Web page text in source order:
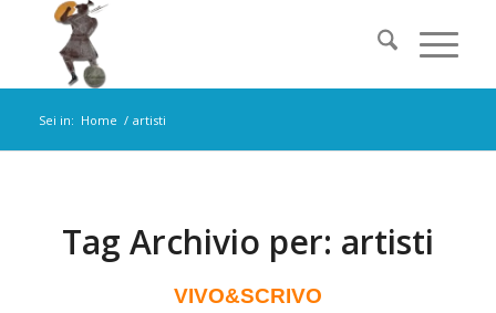
Sei in: Home / artisti
Tag Archivio per: artisti
VIVO&SCRIVO